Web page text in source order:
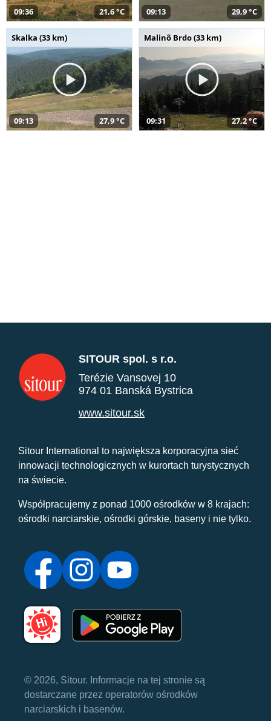
09:36 21,6 °C 09:13 29,9 °C
Skalka (33 km)
09:13 27,9 °C
Malinô Brdo (33 km)
09:31 27,2 °C
SITOUR spol. s r.o.
Terézie Vansovej 10
974 01 Banská Bystrica
www.sitour.sk
Sitour International to największa korporacyjna sieć
innowacji technologicznych w kurortach turystycznych
na świecie.
Współpracujemy z ponad 1000 ośrodków w 8 krajach:
ośrodki narciarskie, ośrodki górskie, baseny i nie tylko.
© 2026, Sitour. Informacje na tej stronie są
dostarczane przez operatorów ośrodków
narciarskich i basenów.